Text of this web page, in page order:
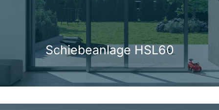
Schiebeanlage HSL60